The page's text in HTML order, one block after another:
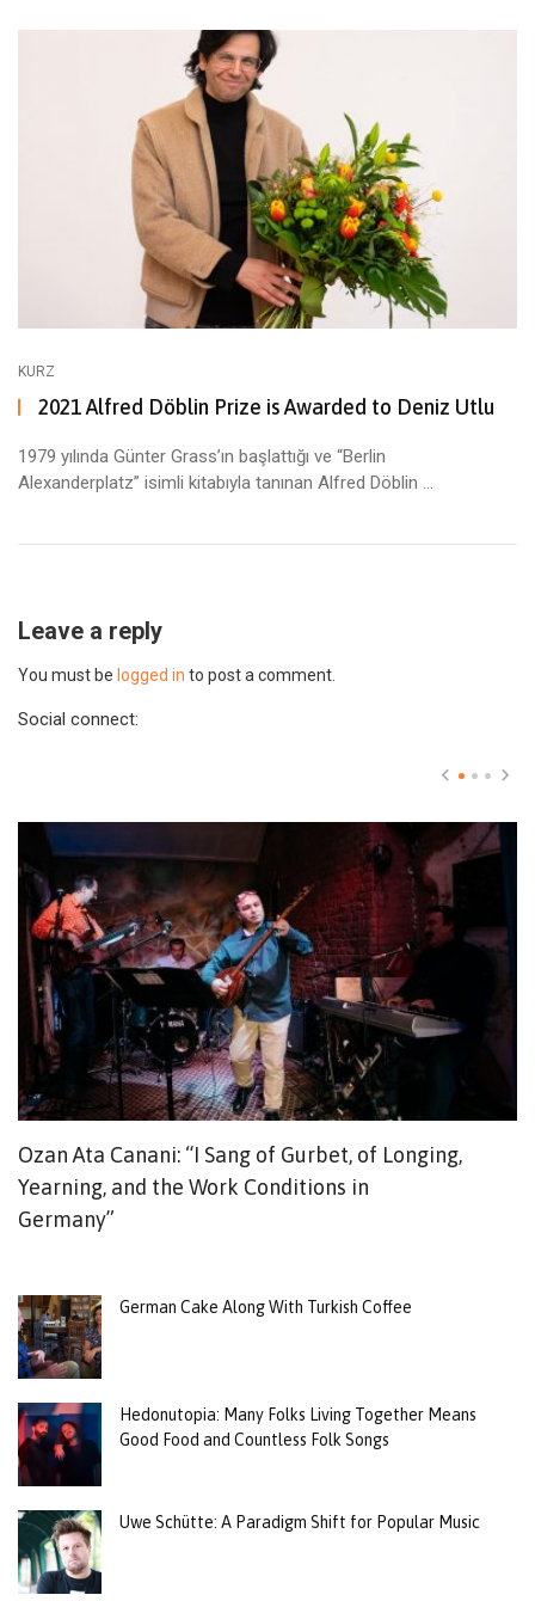
KURZ
2021 Alfred Döblin Prize is Awarded to Deniz Utlu
1979 yılında Günter Grass’ın başlattığı ve “Berlin
Alexanderplatz” isimli kitabıyla tanınan Alfred Döblin ...
Leave a reply
You must be logged in to post a comment.
Social connect:
Ozan Ata Canani: “I Sang of Gurbet, of Longing,
Yearning, and the Work Conditions in
Germany”
German Cake Along With Turkish Coffee
Hedonutopia: Many Folks Living Together Means
Good Food and Countless Folk Songs
Uwe Schütte: A Paradigm Shift for Popular Music